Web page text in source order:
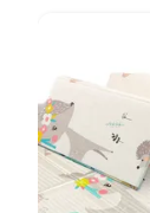
Alto